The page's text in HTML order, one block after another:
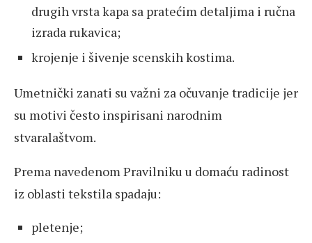
drugih vrsta kapa sa pratećim detaljima i ručna
izrada rukavica;
krojenje i šivenje scenskih kostima.
Umetnički zanati su važni za očuvanje tradicije jer
su motivi često inspirisani narodnim
stvaralaštvom.
Prema navedenom Pravilniku u domaću radinost
iz oblasti tekstila spadaju:
pletenje;